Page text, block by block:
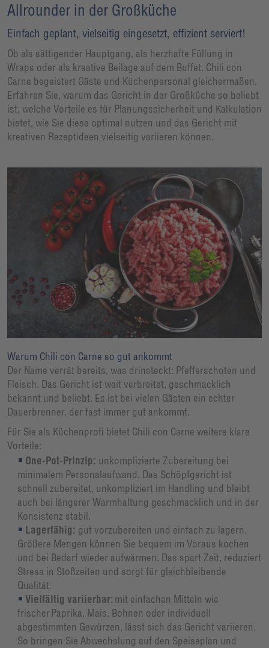
Allrounder in der Großküche
Einfach geplant, vielseitig eingesetzt, effizient serviert!
Ob als sättigender Hauptgang, als herzhafte Füllung in
Wraps oder als kreative Beilage auf dem Buffet. Chili con
Carne begeistert Gäste und Küchenpersonal gleichermaßen.
Erfahren Sie, warum das Gericht in der Großküche so beliebt
ist, welche Vorteile es für Planungssicherheit und Kalkulation
bietet, wie Sie diese optimal nutzen und das Gericht mit
kreativen Rezeptideen vielseitig variieren können.
Warum Chili con Carne so gut ankommt
Der Name verrät bereits, was drinsteckt: Pfefferschoten und
Fleisch. Das Gericht ist weit verbreitet, geschmacklich
bekannt und beliebt. Es ist bei vielen Gästen ein echter
Dauerbrenner, der fast immer gut ankommt.
Für Sie als Küchenprofi bietet Chili con Carne weitere klare
Vorteile:
One-Pot-Prinzip: unkomplizierte Zubereitung bei
minimalem Personalaufwand. Das Schöpfgericht ist
schnell zubereitet, unkompliziert im Handling und bleibt
auch bei längerer Warmhaltung geschmacklich und in der
Konsistenz stabil.
Lagerfähig: gut vorzubereiten und einfach zu lagern.
Größere Mengen können Sie bequem im Voraus kochen
und bei Bedarf wieder aufwärmen. Das spart Zeit, reduziert
Stress in Stoßzeiten und sorgt für gleichbleibende
Qualität.
Vielfältig variierbar: mit einfachen Mitteln wie
frischer Paprika, Mais, Bohnen oder individuell
abgestimmten Gewürzen, lässt sich das Gericht variieren.
So bringen Sie Abwechslung auf den Speiseplan und